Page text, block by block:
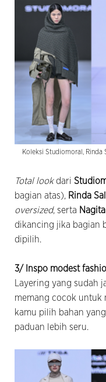
Koleksi Studiomoral, Rinda
Total lookdari
bagian atas), Rinda
oversized, serta
dikancing jika bagian
dipilih.
3/ Inspo modest
Layering yang sudah
memang cocok untuk
kamu pilih bahan
paduan lebih seru.